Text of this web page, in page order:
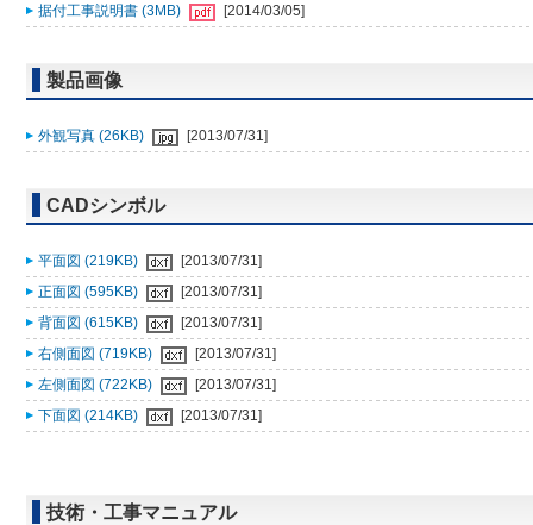
据付工事説明書 (3MB) [2014/03/05]
製品画像
外観写真 (26KB) [2013/07/31]
CADシンボル
平面図 (219KB)
[2013/07/31]
正面図 (595KB)
[2013/07/31]
背面図 (615KB)
[2013/07/31]
右側面図 (719KB)
[2013/07/31]
左側面図 (722KB)
[2013/07/31]
下面図 (214KB)
[2013/07/31]
技術・工事マニュアル